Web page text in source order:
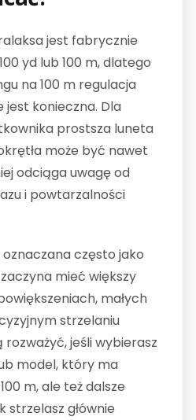
jest fabrycznie
yd lub 100 m, dlatego
na 100 m regulacja
jest konieczna. Dla
prostsza luneta
może być nawet
odciąga uwagę od
i powtarzalności
często jako
mieć większy
małych
strzelaniu
jeśli wybierasz
model, który ma
m, ale też dalsze
strzelasz głównie